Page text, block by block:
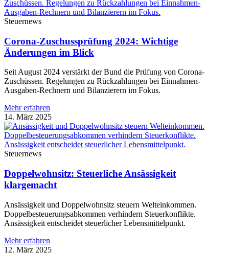
Steuernews
Corona-Zuschussprüfung 2024: Wichtige
Änderungen im Blick
Seit August 2024 verstärkt der Bund die Prüfung von Corona-
Zuschüssen. Regelungen zu Rückzahlungen bei Einnahmen-
Ausgaben-Rechnern und Bilanzierern im Fokus.
Mehr erfahren
14. März 2025
Steuernews
Doppelwohnsitz: Steuerliche Ansässigkeit
klargemacht
Ansässigkeit und Doppelwohnsitz steuern Welteinkommen.
Doppelbesteuerungsabkommen verhindern Steuerkonflikte.
Ansässigkeit entscheidet steuerlicher Lebensmittelpunkt.
Mehr erfahren
12. März 2025